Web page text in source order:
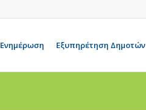
Ενημέρωση Εξυπηρέτηση Δημοτών